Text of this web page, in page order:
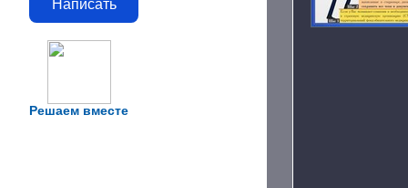
Решаем вместе
Написать